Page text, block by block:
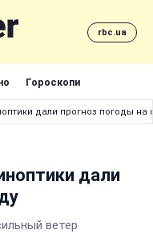
rbc.ua
Гороскопи
дали прогноз погоды на
дали
ветер